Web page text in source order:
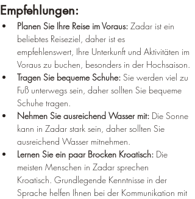
Empfehlungen:
Planen Sie Ihre Reise im Voraus: Zadar ist ein
beliebtes Reiseziel, daher ist es
empfehlenswert, Ihre Unterkunft und Aktivitäten im
Voraus zu buchen, besonders in der Hochsaison.
Tragen Sie bequeme Schuhe: Sie werden viel zu
Fuß unterwegs sein, daher sollten Sie bequeme
Schuhe tragen.
Nehmen Sie ausreichend Wasser mit: Die Sonne
kann in Zadar stark sein, daher sollten Sie
ausreichend Wasser mitnehmen.
Lernen Sie ein paar Brocken Kroatisch: Die
meisten Menschen in Zadar sprechen
Kroatisch. Grundlegende Kenntnisse in der
Sprache helfen Ihnen bei der Kommunikation mit